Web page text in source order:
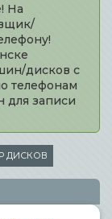
На
дисков с
телефонам
записи
ДИСКОВ